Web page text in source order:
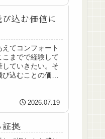
込む価値に
てコンフォート
までで経験して
ていきたい。そ
込むことの価値
2026.07.19
拠